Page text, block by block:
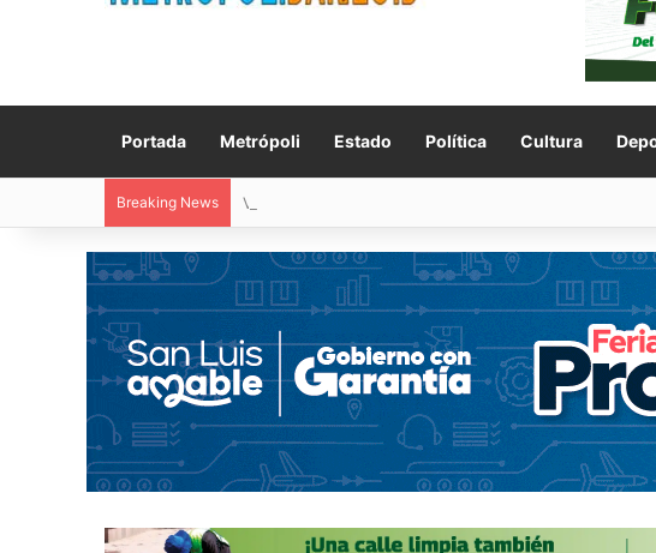
Portada Metrópoli Estado Política Cultura
Breaking News Villa de Pozos reporta reducción del 50 % en